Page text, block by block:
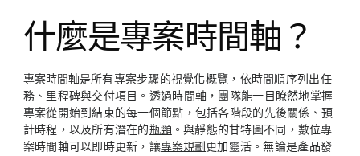
什麼是專案時間軸？
專案時間軸是所有專案步驟的視覺化概覽，依時間順序列出任
務、里程碑與交付項目。透過時間軸，團隊能一目瞭然地掌握
專案從開始到結束的每一個節點，包括各階段的先後關係、預
計時程，以及所有潛在的瓶頸。與靜態的甘特圖不同，數位專
案時間軸可以即時更新，讓專案規劃 更加靈活。無論是產品發